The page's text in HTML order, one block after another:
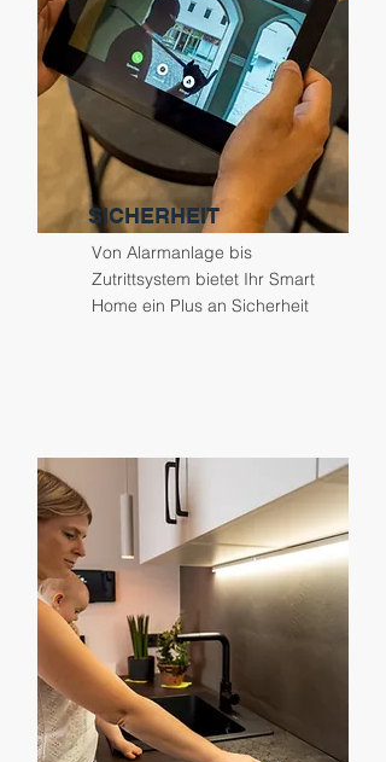
SICHERHEIT
Von Alarmanlage bis
Zutrittsystem bietet Ihr Smart
Home ein Plus an Sicherheit